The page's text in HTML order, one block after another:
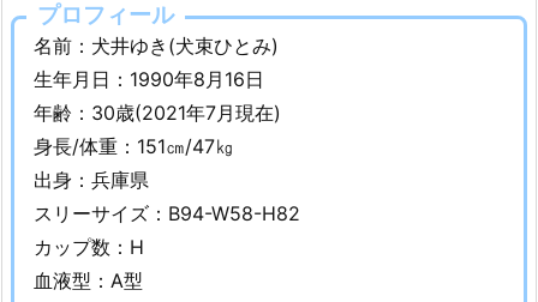
フ
ィ
ー
ル
2.
犬
井
は
プロフィール
名前：犬井ゆき(犬束ひとみ)
生年月日：1990年8月16日
年齢：30歳(2021年7月現在)
身長/体重：151㎝/47㎏
出身：兵庫県
スリーサイズ：B94-W58-H82
カップ数：H
血液型：A型